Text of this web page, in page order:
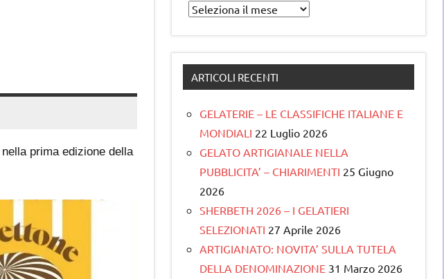
nella prima edizione della
Archivi
ARTICOLI RECENTI
GELATERIE – LE CLASSIFICHE ITALIANE E
MONDIALI 22 Luglio 2026
GELATO ARTIGIANALE NELLA
PUBBLICITA’ – CHIARIMENTI 25 Giugno
2026
SHERBETH 2026 – I GELATIERI
SELEZIONATI 27 Aprile 2026
ARTIGIANATO: NOVITA’ SULLA TUTELA
DELLA DENOMINAZIONE 31 Marzo 2026